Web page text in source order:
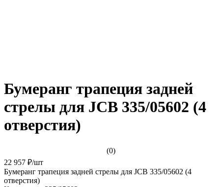
Бумеранг трапеция задней
стрелы для JCB 335/05602 (4
отверстия)
(0)
22 957 ₽/шт
Бумеранг трапеция задней стрелы для JCB 335/05602 (4
отверстия)